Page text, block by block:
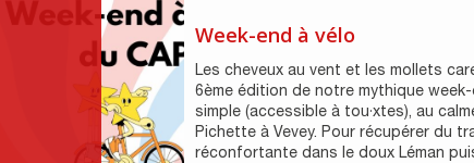
Week-end à vélo
Les cheveux au vent et les mollets
6ème édition de notre mythique
simple (accessible à tou·xtes), au
Pichette à Vevey. Pour récupérer du
réconfortante dans le doux Léman